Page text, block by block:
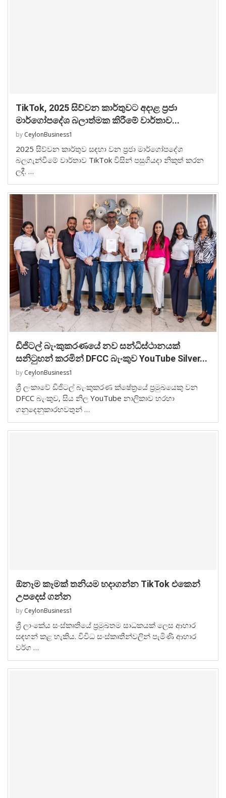
TikTok, 2025 සිව්වන කාර්තුවට අදාළ ප්‍රජා
මාර්ගෝපදේශ බලාත්මක කිරීමේ වාර්තාව...
by CeylonBusiness1
2025 සිව්වන කාර්තුව සඳහා වන ප්‍රජා මාර්ගෝපදේශ
බලගැන්වීමේ වාර්තාව TikTok විසින් පසුගියදා නිකුත් කරන
ලදී. …
ඩිජිටල් බැංකුකරණයේ නව සන්ධිස්ථානයක්
සනිටුහන් කරමින් DFCC බැංකුව YouTube Silver...
by CeylonBusiness1
ශ්‍රී ලංකාවේ ඩිජිටල් බැංකුකරණ ක්ෂේත්‍රයේ ප්‍රමුඛයෙකු වන
DFCC බැංකුව, සිය නිල YouTube නාලිකාව හරහා
ගනුදෙනුකාරභවතුන් …
ඕනෑම කෑමක් තනියම හදාගන්න TikTok එකෙන්
උපදෙස් ගන්න
by CeylonBusiness1
ශ්‍රී ලාංකේය සංස්කෘතියේ ප්‍රමුඛතම සාධකයක් ලෙස ආහාර
සඳහන් කළ හැකිය. විවිධ සංස්කෘතීන්වලින් පැමිණි ආහාර
වර්ග …